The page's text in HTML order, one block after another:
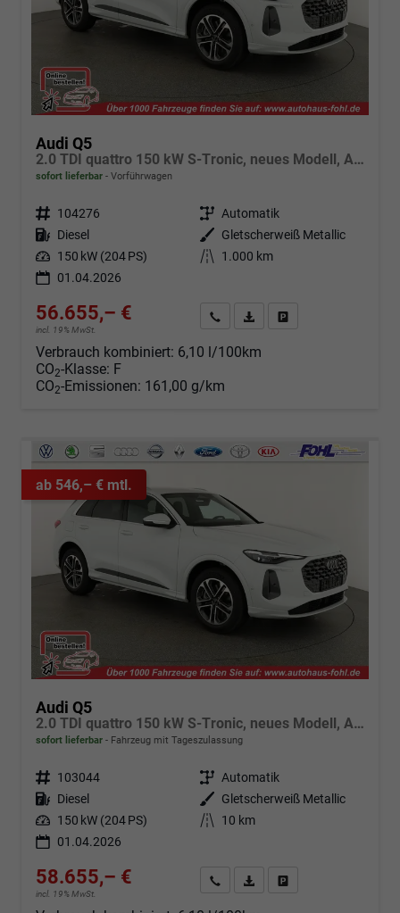
Audi Q5
2.0 TDI quattro 150 kW S-Tronic, neues Modell, AHK, Navi, Leder, Kamera, 19-Zoll
sofort lieferbar Vorführwagen
Fahrzeugnr. 104276 Getriebe Automatik
Kraftstoff Diesel Außenfarbe
Gletscherweiß Metallic
Leistung 150 kW (204 PS) Kilometerstand
1.000 km
01.04.2026
56.655,– €
incl. 19% MwSt.
Angebot anfordern
Fahrzeugexpose (PDF)
Verbrauch kombiniert: 6,10 l/100km
CO2-Klasse: F
CO2-Emissionen: 161,00 g/km
ab 546,– € mtl.
Audi Q5
2.0 TDI quattro 150 kW S-Tronic, neues Modell, AHK, Navi, Leder, Kamera, 19-Zoll
sofort lieferbar Fahrzeug mit Tageszulassung
Fahrzeugnr. 103044 Getriebe Automatik
Kraftstoff Diesel Außenfarbe
Gletscherweiß Metallic
Leistung 150 kW (204 PS) Kilometerstand
10 km
01.04.2026
58.655,– €
incl. 19% MwSt.
Angebot anfordern
Fahrzeugexpose (PDF)